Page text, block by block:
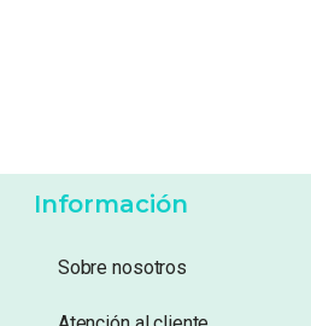
Información
Sobre nosotros